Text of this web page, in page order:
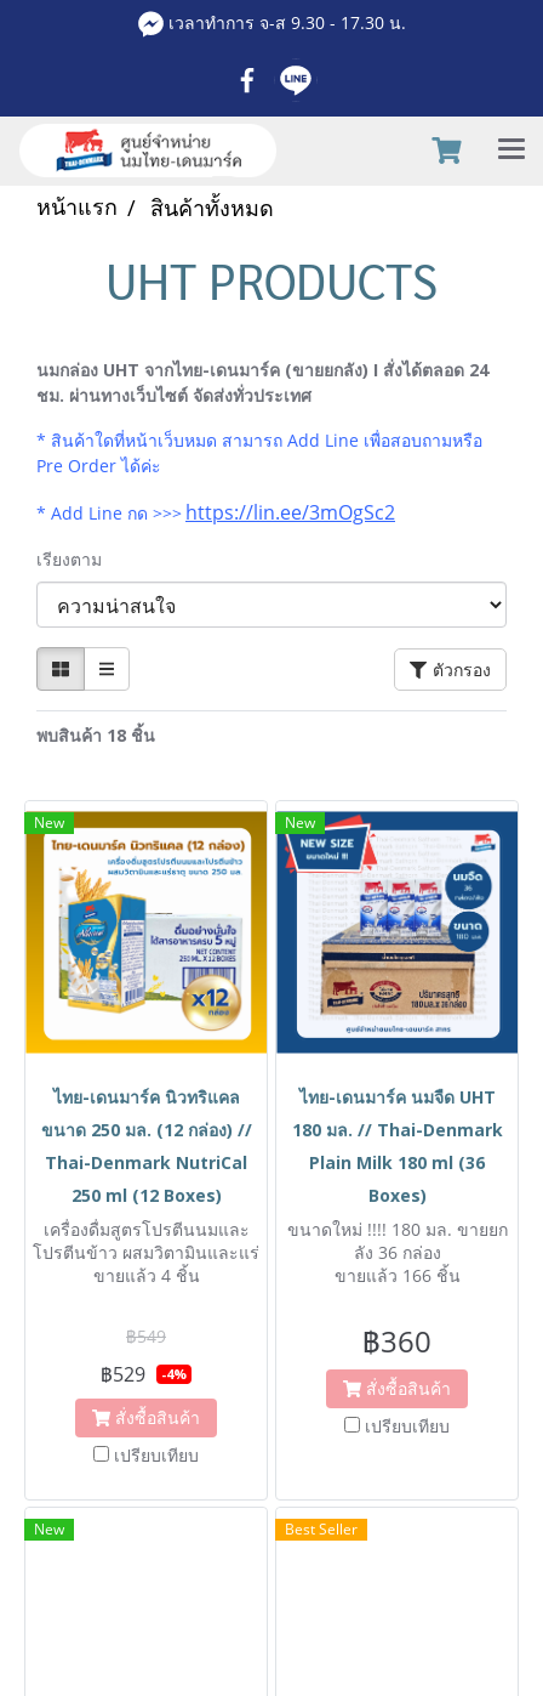
เวลาทำการ จ-ส 9.30 - 17.30 น.
หน้าแรก สินค้าทั้งหมด
UHT PRODUCTS
นมกล่อง UHT จากไทย-เดนมาร์ค (ขายยกลัง) I สั่งได้ตลอด 24
ชม. ผ่านทางเว็บไซต์ จัดส่งทั่วประเทศ
* สินค้าใดที่หน้าเว็บหมด สามารถ Add Line เพื่อสอบถามหรือ
Pre Order ได้ค่ะ
* Add Line กด >>> https://lin.ee/3mOgSc2
เรียงตาม
ตัวกรอง
พบสินค้า 18 ชิ้น
New
ไทย-เดนมาร์ค นิวทริแคล
ขนาด 250 มล. (12 กล่อง) //
Thai-Denmark NutriCal
250 ml (12 Boxes)
เครื่องดื่มสูตรโปรตีนนมและ
โปรตีนข้าว ผสมวิตามินและแร่
ธาตุ
ขายแล้ว 4 ชิ้น
฿549
฿529 -4%
สั่งซื้อสินค้า
เปรียบเทียบ
New
ไทย-เดนมาร์ค นมจืด UHT
180 มล. // Thai-Denmark
Plain Milk 180 ml (36
Boxes)
ขนาดใหม่ !!!! 180 มล. ขายยก
ลัง 36 กล่อง
ขายแล้ว 166 ชิ้น
฿360
สั่งซื้อสินค้า
เปรียบเทียบ
New Best Seller